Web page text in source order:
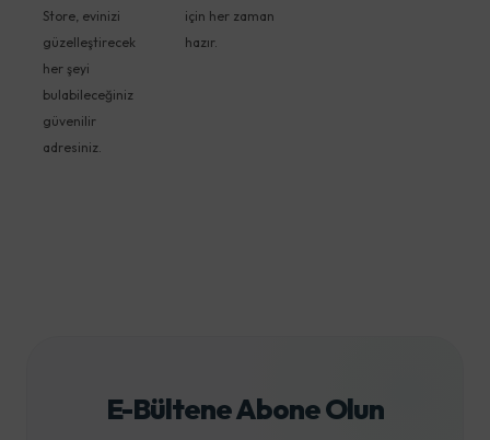
Store, evinizi
güzelleştirecek
her şeyi
bulabileceğiniz
güvenilir
adresiniz.
için her zaman
hazır.
E-Bültene Abone Olun